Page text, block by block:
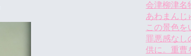
会津柳津
あわまん
この景色を
罪悪感なし
供に。重曹